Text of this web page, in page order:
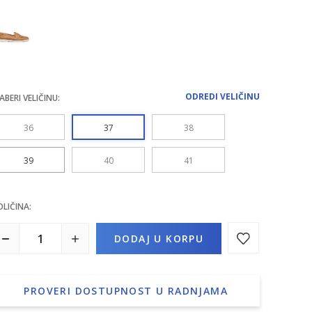
ODREDI VELIČINU
VELIČINU:
36 37 38
39 40 41
DODAJ U KORPU
PROVERI DOSTUPNOST U RADNJAMA